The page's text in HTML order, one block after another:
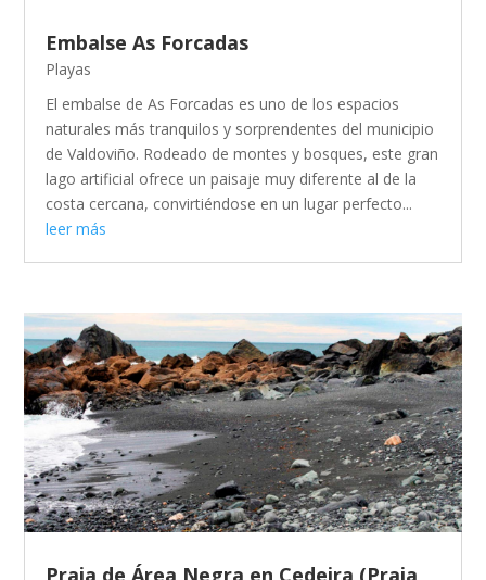
Embalse As Forcadas
Playas
El embalse de As Forcadas es uno de los espacios
naturales más tranquilos y sorprendentes del municipio
de Valdoviño. Rodeado de montes y bosques, este gran
lago artificial ofrece un paisaje muy diferente al de la
costa cercana, convirtiéndose en un lugar perfecto...
leer más
Praia de Área Negra en Cedeira (Praia